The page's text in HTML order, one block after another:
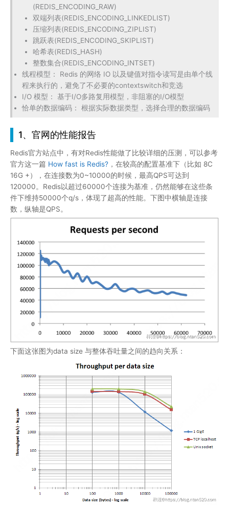
(REDIS_ENCODING_RAW)
双端列表(REDIS_ENCODING_LINKEDLIST)
压缩列表(REDIS_ENCODING_ZIPLIST)
跳跃表(REDIS_ENCODING_SKIPLIST)
哈希表(REDIS_HASH)
整数集合(REDIS_ENCODING_INTSET)
线程模型： Redis 的网络 IO 以及键值对指令读写是由单个线
程来执行的，避免了不必要的contextswitch和竞选
I/O 模型： 基于I/O多路复用模型，非阻塞的I/O模型
恰单的数据编码： 根据实际数据类型，选择合理的数据编码
1、官网的性能报告
Redis官方站点中，有对Redis性能做了比较详细的压测，可以参考
官方这一篇 How fast is Redis? ，在较高的配置基准下（比如 8C
16G +），在连接数为0~10000的时候，最高QPS可达到
120000。Redis以超过60000个连接为基准，仍然能够在这些条
件下维持50000个q/s，体现了超高的性能。下图中横轴是连接
数，纵轴是QPS。
下面这张图为data size 与整体吞吐量之间的趋向关系：